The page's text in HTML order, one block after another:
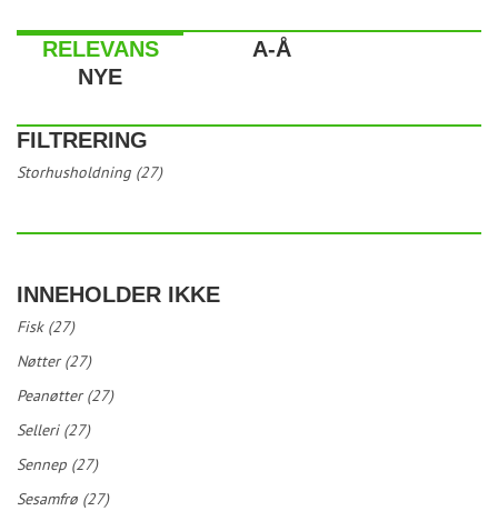
RELEVANS
A-Å
NYE
FILTRERING
Storhusholdning (27)
INNEHOLDER IKKE
Fisk (27)
Nøtter (27)
Peanøtter (27)
Selleri (27)
Sennep (27)
Sesamfrø (27)